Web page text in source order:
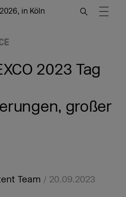
in Köln
2023 Tag
großer
Team / 20.09.2023